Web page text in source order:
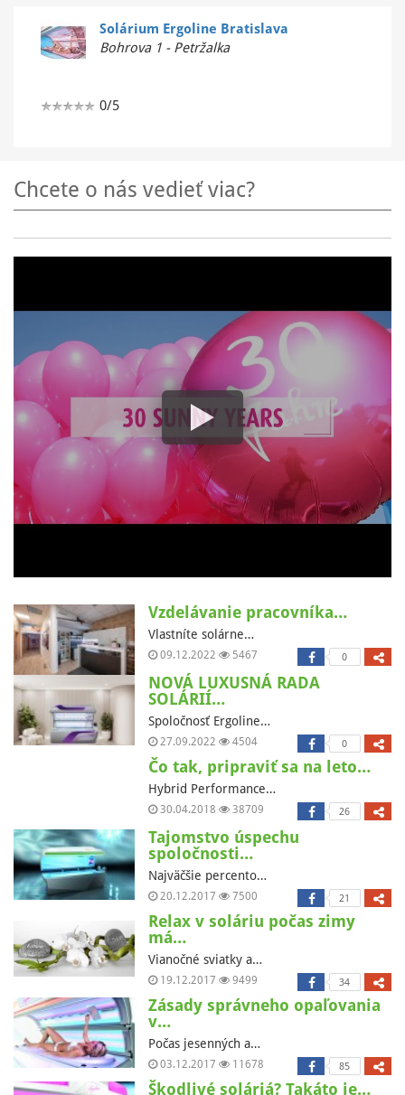
Solárium Ergoline Bratislava
Bohrova 1 - Petržalka
0/5
Chcete o nás vedieť viac?
Vzdelávanie pracovníka…
Vlastníte solárne…
09.12.2022 5467 0
NOVÁ LUXUSNÁ RADA
SOLÁRIÍ…
Spoločnosť Ergoline…
27.09.2022 4504 0
Čo tak, pripraviť sa na leto…
Hybrid Performance…
30.04.2018 38709 26
Tajomstvo úspechu
spoločnosti…
Najväčšie percento…
20.12.2017 7500 21
Relax v soláriu počas zimy
má…
Vianočné sviatky a…
19.12.2017 9499 34
Zásady správneho opaľovania
v…
Počas jesenných a…
03.12.2017 11678 85
Škodlivé soláriá? Takáto je…